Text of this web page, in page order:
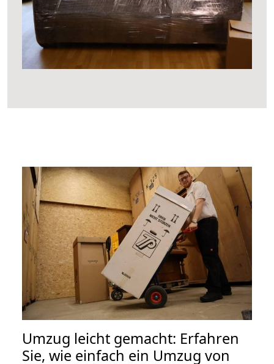
Umzug leicht gemacht: Erfahren
Sie, wie einfach ein Umzug von